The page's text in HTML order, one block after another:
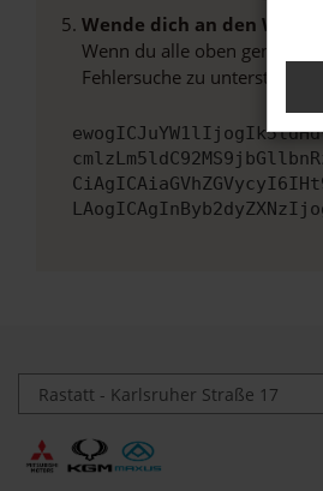
Wende dich an den
Wenn du alle oben
Fehlersuche zu unterstützen: